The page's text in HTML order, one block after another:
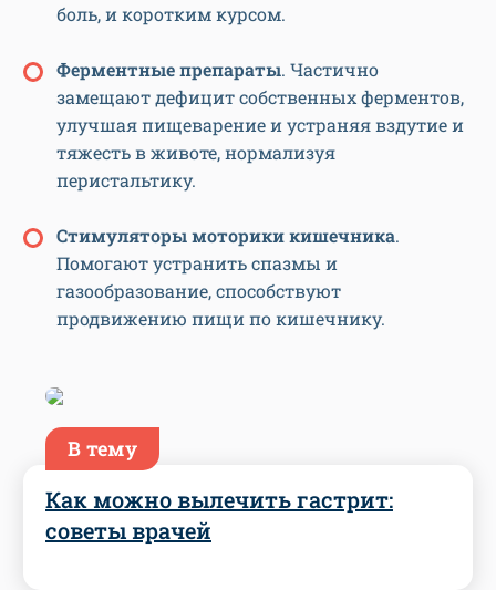
боль, и коротким курсом.
Ферментные препараты. Частично
замещают дефицит собственных ферментов,
улучшая пищеварение и устраняя вздутие и
тяжесть в животе, нормализуя
перистальтику.
Стимуляторы моторики кишечника.
Помогают устранить спазмы и
газообразование, способствуют
продвижению пищи по кишечнику.
В тему
Как можно вылечить гастрит:
советы врачей